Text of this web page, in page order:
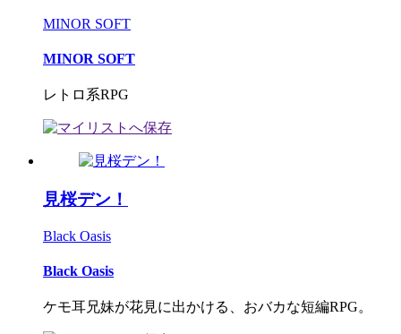
MINOR SOFT
MINOR SOFT
レトロ系RPG
見桜デン！
Black Oasis
Black Oasis
ケモ耳兄妹が花見に出かける、おバカな短編RPG。